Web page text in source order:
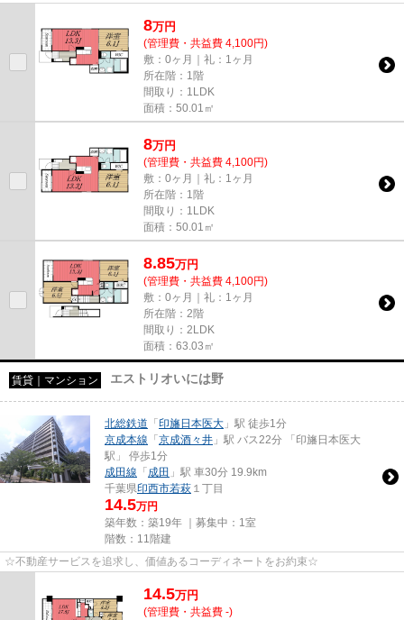
8万円
(管理費・共益費 4,100円)
敷：0ヶ月｜礼：1ヶ月
所在階：1階
間取り：1LDK
面積：50.01㎡
8万円
(管理費・共益費 4,100円)
敷：0ヶ月｜礼：1ヶ月
所在階：1階
間取り：1LDK
面積：50.01㎡
8.85万円
(管理費・共益費 4,100円)
敷：0ヶ月｜礼：1ヶ月
所在階：2階
間取り：2LDK
面積：63.03㎡
賃貸｜マンション エストリオいには野
北総鉄道 「印旛日本医大 」駅 徒歩1分
京成本線 「京成酒々井 」駅 バス22分 「印旛日本医大
駅」 停歩1分
成田線 「成田 」駅 車30分 19.9km
千葉県印西市若萩 １丁目
14.5万円
築年数：築19年 ｜募集中： 1室
階数：11階建
☆不動産サービスを追求し、価値あるコーディネートをお約束☆
14.5万円
(管理費・共益費 -)